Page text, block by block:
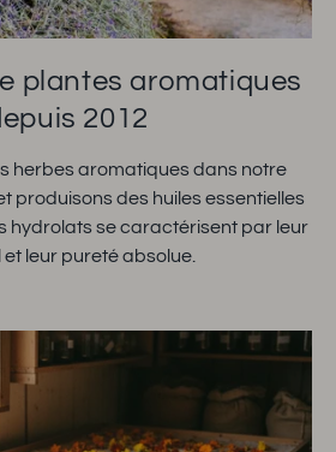
plantes aromatiques
2012
herbes aromatiques dans notre
produisons des huiles essentielles
hydrolats se caractérisent par leur
leur pureté absolue.